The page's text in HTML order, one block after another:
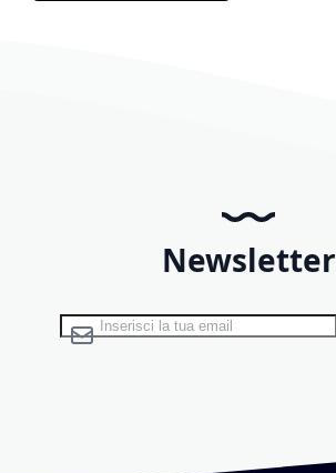
Newsletter
Iscriviti alla nostra Newsletter: